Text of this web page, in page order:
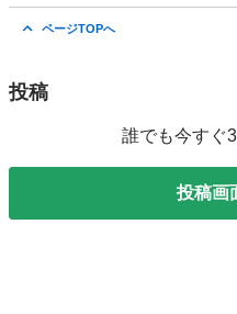
ページTOPへ
投稿
誰でも今すぐ
投稿画